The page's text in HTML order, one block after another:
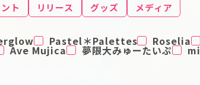
ト リリース グッズ メディア
Pastel＊Palettes Roselia
Ave Mujica 夢限大みゅーたいぷ